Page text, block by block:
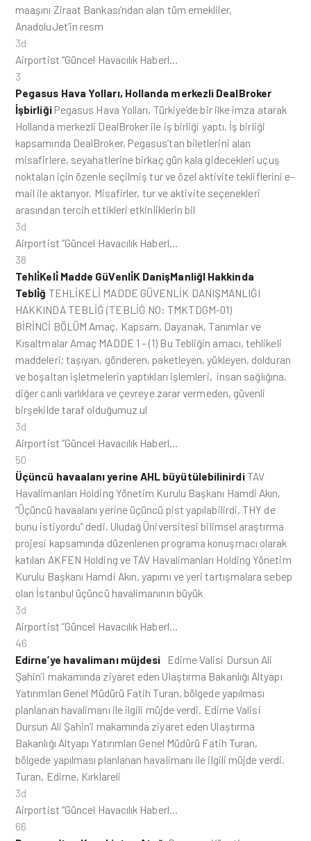
maaşını Ziraat Bankası’ndan alan tüm emekliler,
AnadoluJet’in resm
3d
Airportist “Güncel Havacılık Haberl…
3
Pegasus Hava Yolları, Hollanda merkezli DealBroker
İşbirliği Pegasus Hava Yolları, Türkiye’de bir ilke imza atarak
Hollanda merkezli DealBroker ile iş birliği yaptı. İş birliği
kapsamında DealBroker, Pegasus’tan biletlerini alan
misafirlere, seyahatlerine birkaç gün kala gidecekleri uçuş
noktaları için özenle seçilmiş tur ve özel aktivite tekliflerini e-
mail ile aktarıyor. Misafirler, tur ve aktivite seçenekleri
arasından tercih ettikleri etkinliklerin bil
3d
Airportist “Güncel Havacılık Haberl…
38
Tehli̇Keli̇ Madde GüVenli̇K DanişManliğI Hakkinda
Tebli̇ğ TEHLİKELİ MADDE GÜVENLİK DANIŞMANLIĞI
HAKKINDA TEBLİĞ (TEBLİĞ NO: TMKTDGM-01)
BİRİNCİ BÖLÜM Amaç, Kapsam, Dayanak, Tanımlar ve
Kısaltmalar Amaç MADDE 1 – (1) Bu Tebliğin amacı, tehlikeli
maddeleri; taşıyan, gönderen, paketleyen, yükleyen, dolduran
ve boşaltan işletmelerin yaptıkları işlemleri, insan sağlığına,
diğer canlı varlıklara ve çevreye zarar vermeden, güvenli
birşekilde taraf olduğumuz ul
3d
Airportist “Güncel Havacılık Haberl…
50
Üçüncü havaalanı yerine AHL büyütülebilinirdiTAV
Havalimanları Holding Yönetim Kurulu Başkanı Hamdi Akın,
“Üçüncü havaalanı yerine üçüncü pist yapılabilirdi, THY de
bunu istiyordu” dedi. Uludağ Üniversitesi bilimsel araştırma
projesi kapsamında düzenlenen programa konuşmacı olarak
katılan AKFEN Holding ve TAV Havalimanları Holding Yönetim
Kurulu Başkanı Hamdi Akın, yapımı ve yeri tartışmalara sebep
olan İstanbul üçüncü havalimanının büyük
3d
Airportist “Güncel Havacılık Haberl…
46
Edirne’ye havalimanı müjdesi
Edirne Valisi Dursun Ali
Şahin’i makamında ziyaret eden Ulaştırma Bakanlığı Altyapı
Yatırımları Genel Müdürü Fatih Turan, bölgede yapılması
planlanan havalimanı ile ilgili müjde verdi. Edirne Valisi
Dursun Ali Şahin’i makamında ziyaret eden Ulaştırma
Bakanlığı Altyapı Yatırımları Genel Müdürü Fatih Turan,
bölgede yapılması planlanan havalimanı ile ilgili müjde verdi.
Turan, Edirne, Kırklareli
3d
Airportist “Güncel Havacılık Haberl…
66